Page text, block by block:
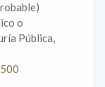
o
Pública,